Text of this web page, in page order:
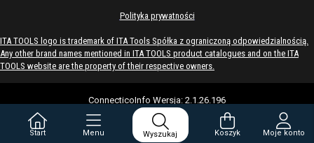
Polityka prywatności
ITA TOOLS logo is trademark of ITA Tools Spółka z ograniczoną odpowiedzialnością.
Any other brand names mentioned in ITA TOOLS product catalogues and on the ITA
TOOLS website are the property of their respective owners.
ConnecticoInfo Wersja: 2.1.26.196
Start Menu Wyszukaj Koszyk Moje konto